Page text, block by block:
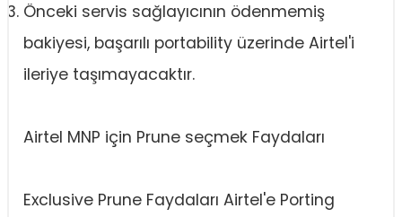
Önceki servis sağlayıcının ödenmemiş
bakiyesi, başarılı portability üzerinde Airtel'i
ileriye taşımayacaktır.
Airtel MNP için Prune seçmek Faydaları
Exclusive Prune Faydaları Airtel'e Porting